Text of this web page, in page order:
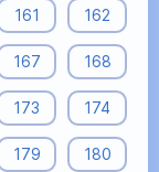
161 162
167 168
173 174
179 180